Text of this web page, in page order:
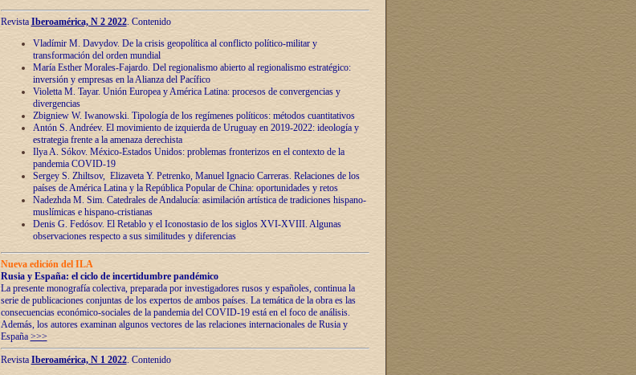
Revista Iberoamérica, N 2 2022. Contenido
Vladímir M. Davydov. De la crisis geopolítica al conflicto político-militar y
transformación del orden mundial
María Esther Morales-Fajardo. Del regionalismo abierto al regionalismo estratégico:
inversión y empresas en la Alianza del Pacífico
Violetta M. Tayar. Unión Europea y América Latina: procesos de convergencias y
divergencias
Zbigniew W. Iwanowski. Tipología de los regímenes políticos: métodos cuantitativos
Antón S. Andréev. El movimiento de izquierda de Uruguay en 2019-2022: ideología y
estrategia frente a la amenaza derechista
Ilya A. Sókov. México-Estados Unidos: problemas fronterizos en el contexto de la
pandemia COVID-19
Sergey S. Zhiltsov, Elizaveta Y. Petrenko, Manuel Ignacio Carreras. Relaciones de los
países de América Latina y la República Popular de China: oportunidades y retos
Nadezhda M. Sim. Catedrales de Andalucía: asimilación artística de tradiciones hispano-
muslímicas e hispano-cristianas
Denis G. Fedósov. El Retablo y el Iconostasio de los siglos XVI-XVIII. Algunas
observaciones respecto a sus similitudes y diferencias
Nueva edición del ILA
Rusia y España: el ciclo de incertidumbre pandémico
La presente monografía colectiva, preparada por investigadores rusos y españoles, continua la
serie de publicaciones conjuntas de los expertos de ambos países. La temática de la obra es las
consecuencias económico-sociales de la pandemia del COVID-19 está en el foco de análisis.
Además, los autores examinan algunos vectores de las relaciones internacionales de Rusia y
España >>>
Revista Iberoamérica, N 1 2022. Contenido